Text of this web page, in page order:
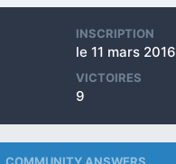
INSCRIPTION
le 11 mars 2016
VICTOIRES
9